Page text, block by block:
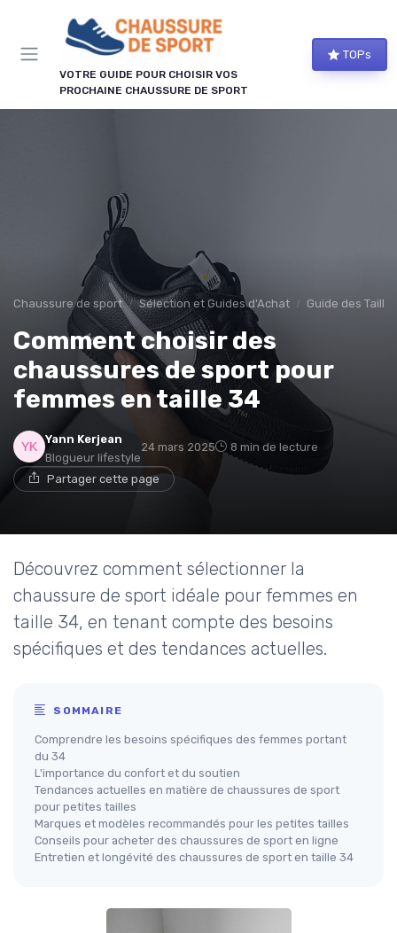
VOTRE GUIDE POUR CHOISIR VOS
PROCHAINE CHAUSSURE DE SPORT
TOPs
Chaussure de sport Sélection et Guides d'Achat Guide des Tailles
Comment choisir des
chaussures de sport pour
femmes en taille 34
Yann Kerjean
Blogueur lifestyle
24 mars 2025 8 min de lecture
Partager cette page
Découvrez comment sélectionner la
chaussure de sport idéale pour femmes en
taille 34, en tenant compte des besoins
spécifiques et des tendances actuelles.
SOMMAIRE
Comprendre les besoins spécifiques des femmes portant
du 34
L'importance du confort et du soutien
Tendances actuelles en matière de chaussures de sport
pour petites tailles
Marques et modèles recommandés pour les petites tailles
Conseils pour acheter des chaussures de sport en ligne
Entretien et longévité des chaussures de sport en taille 34